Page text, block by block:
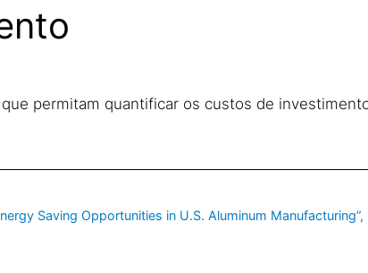
permitam quantificar os custos de
Saving Opportunities in U.S. Aluminum Manufacturing”,